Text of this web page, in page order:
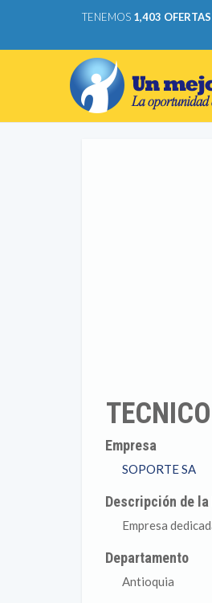
TENEMOS 1,403 OFERTAS
Empresa
SOPORTE SA
Descripción de la
Empresa
Departamento
Antioquia